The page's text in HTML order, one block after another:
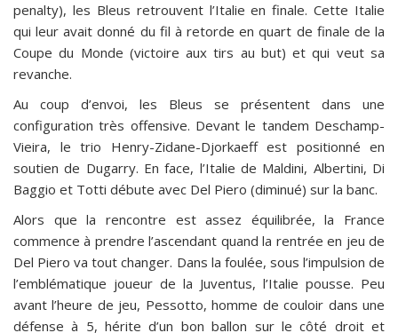
penalty), les Bleus retrouvent l’Italie en finale. Cette Italie
qui leur avait donné du fil à retorde en quart de finale de la
Coupe du Monde (victoire aux tirs au but) et qui veut sa
revanche.
Au coup d’envoi, les Bleus se présentent dans une
configuration très offensive. Devant le tandem Deschamp-
Vieira, le trio Henry-Zidane-Djorkaeff est positionné en
soutien de Dugarry. En face, l’Italie de Maldini, Albertini, Di
Baggio et Totti débute avec Del Piero (diminué) sur la banc.
Alors que la rencontre est assez équilibrée, la France
commence à prendre l’ascendant quand la rentrée en jeu de
Del Piero va tout changer. Dans la foulée, sous l’impulsion de
l’emblématique joueur de la Juventus, l’Italie pousse. Peu
avant l’heure de jeu, Pessotto, homme de couloir dans une
défense à 5, hérite d’un bon ballon sur le côté droit et